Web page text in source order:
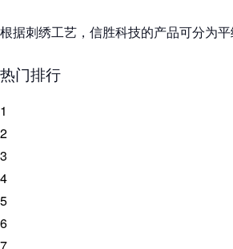
根据刺绣工艺，信胜科技的产品可分为平
热门排行
1
2
3
4
5
6